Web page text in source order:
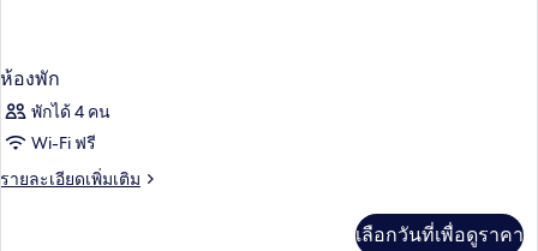
ห้องพัก
พักได้ 4 คน
Wi-Fi ฟรี
รายละเอียดเพิ่มเติม
ราย
เลือกวันที่เพื่อดูราคา